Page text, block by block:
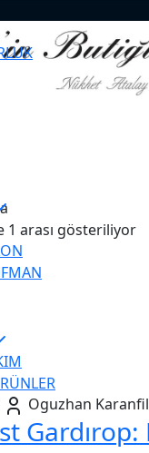
1 arası gösteriliyor
Oguzhan Karanfil